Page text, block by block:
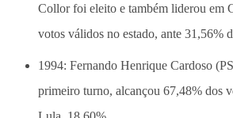
Collor foi eleito e também liderou em
votos válidos no estado, ante 31,56%
1994: Fernando Henrique Cardoso
primeiro turno, alcançou 67,48% dos